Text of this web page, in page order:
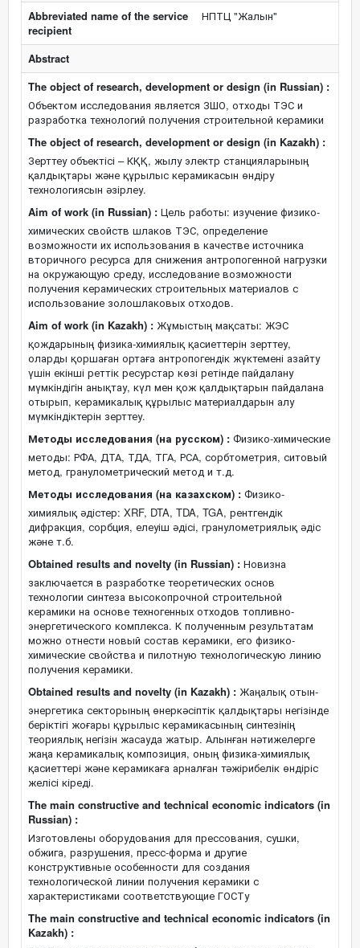
Abbreviated name of the service
recipient
НПТЦ "Жалын"
Abstract
The object of research, development or design (in Russian) :
Объектом исследования является ЗШО, отходы ТЭС и
разработка технологий получения строительной керамики
The object of research, development or design (in Kazakh) :
Зерттеу объектісі – КҚҚ, жылу электр станцияларының
қалдықтары және құрылыс керамикасын өндіру
технологиясын әзірлеу.
Aim of work (in Russian) : Цель работы: изучение физико-
химических свойств шлаков ТЭС, определение
возможности их использования в качестве источника
вторичного ресурса для снижения антропогенной нагрузки
на окружающую среду, исследование возможности
получения керамических строительных материалов с
использование золошлаковых отходов.
Aim of work (in Kazakh) : Жұмыстың мақсаты: ЖЭС
қождарының физика-химиялық қасиеттерін зерттеу,
оларды қоршаған ортаға антропогендік жүктемені азайту
үшін екінші реттік ресурстар көзі ретінде пайдалану
мүмкіндігін анықтау, күл мен қож қалдықтарын пайдалана
отырып, керамикалық құрылыс материалдарын алу
мүмкіндіктерін зерттеу.
Методы исследования (на русском) : Физико-химические
методы: РФА, ДТА, ТДА, ТГА, РСА, сорбтометрия, ситовый
метод, гранулометрический метод и т.д.
Методы исследования (на казахском) : Физико-
химиялық әдістер: XRF, DTA, TDA, TGA, рентгендік
дифракция, сорбция, елеуіш әдісі, гранулометриялық әдіс
және т.б.
Obtained results and novelty (in Russian) : Новизна
заключается в разработке теоретических основ
технологии синтеза высокопрочной строительной
керамики на основе техногенных отходов топливно-
энергетического комплекса. К полученным результатам
можно отнести новый состав керамики, его физико-
химические свойства и пилотную технологическую линию
получения керамики.
Obtained results and novelty (in Kazakh) : Жаңалық отын-
энергетика секторының өнеркәсіптік қалдықтары негізінде
беріктігі жоғары құрылыс керамикасының синтезінің
теориялық негізін жасауда жатыр. Алынған нәтижелерге
жаңа керамикалық композиция, оның физика-химиялық
қасиеттері және керамикаға арналған тәжірибелік өндіріс
желісі кіреді.
The main constructive and technical economic indicators (in
Russian) :
Изготовлены оборудования для прессования, сушки,
обжига, разрушения, пресс-форма и другие
конструктивные особенности для создания
технологической линии получения керамики с
характеристиками соответствующие ГОСТу
The main constructive and technical economic indicators (in
Kazakh) :